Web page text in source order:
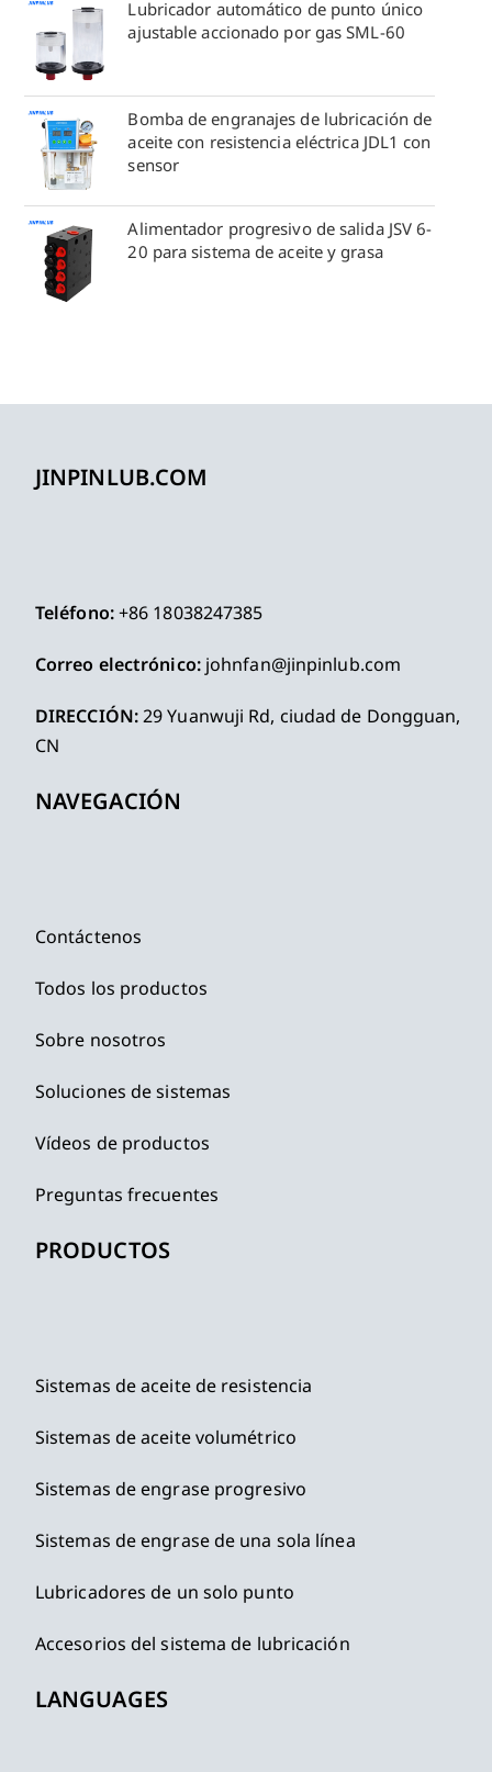
Lubricador automático de punto único
ajustable accionado por gas SML-60
Bomba de engranajes de lubricación de
aceite con resistencia eléctrica JDL1 con
sensor
Alimentador progresivo de salida JSV 6-
20 para sistema de aceite y grasa
JINPINLUB.COM
Teléfono:+86 18038247385
Correo electrónico: johnfan@jinpinlub.com
DIRECCIÓN:29 Yuanwuji Rd, ciudad de Dongguan,
CN
NAVEGACIÓN
Contáctenos
Todos los productos
Sobre nosotros
Soluciones de sistemas
Vídeos de productos
Preguntas frecuentes
PRODUCTOS
Sistemas de aceite de resistencia
Sistemas de aceite volumétrico
Sistemas de engrase progresivo
Sistemas de engrase de una sola línea
Lubricadores de un solo punto
Accesorios del sistema de lubricación
LANGUAGES